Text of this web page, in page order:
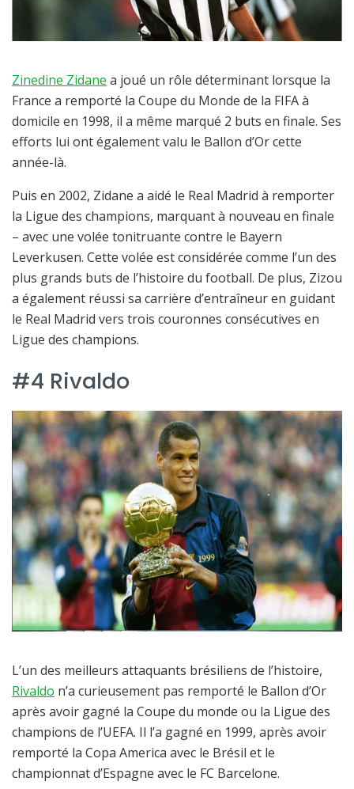
Zinedine Zidane a joué un rôle déterminant lorsque la
France a remporté la Coupe du Monde de la FIFA à
domicile en 1998, il a même marqué 2 buts en finale. Ses
efforts lui ont également valu le Ballon d’Or cette
année-là.
Puis en 2002, Zidane a aidé le Real Madrid à remporter
la Ligue des champions, marquant à nouveau en finale
– avec une volée tonitruante contre le Bayern
Leverkusen. Cette volée est considérée comme l’un des
plus grands buts de l’histoire du football. De plus, Zizou
a également réussi sa carrière d’entraîneur en guidant
le Real Madrid vers trois couronnes consécutives en
Ligue des champions.
#4 Rivaldo
L’un des meilleurs attaquants brésiliens de l’histoire,
Rivaldo n’a curieusement pas remporté le Ballon d’Or
après avoir gagné la Coupe du monde ou la Ligue des
champions de l’UEFA. Il l’a gagné en 1999, après avoir
remporté la Copa America avec le Brésil et le
championnat d’Espagne avec le FC Barcelone.